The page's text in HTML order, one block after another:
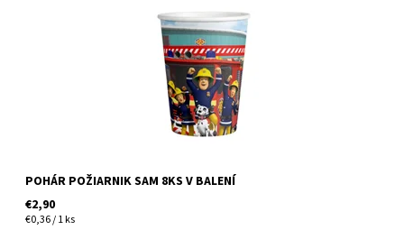
POHÁR POŽIARNIK SAM 8KS V BALENÍ
€2,90
€0,36 / 1 ks